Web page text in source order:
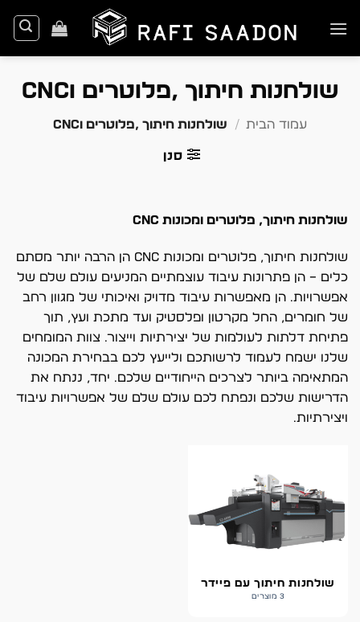
to
שולחנות חיתוך ,פלוטרים וCNC
עמוד הבית / שולחנות חיתוך ,פלוטרים וCNC
סנן
שולחנות חיתוך, פלוטרים ומכונות CNC
שולחנות חיתוך, פלוטרים ומכונות CNC הן הרבה יותר מסתם
כלים – הן פתרונות עיבוד עוצמתיים המניעים עולם שלם של
אפשרויות. הן מאפשרות עיבוד מדויק ואיכותי של מגוון רחב
של חומרים, החל מקרטון ופלסטיק ועד מתכת ועץ, תוך
פתיחת דלתות לעולמות של יצירתיות וייצור. צוות המומחים
שלנו ישמח לעמוד לרשותכם ולייעץ לכם בבחירת המכונה
המתאימה ביותר לצרכים הייחודיים שלכם. יחד, ננתח את
הדרישות שלכם ונפתח לכם עולם שלם של אפשרויות עיבוד
ויצירתיות.
שולחנות חיתוך עם פיידר
3 מוצרים